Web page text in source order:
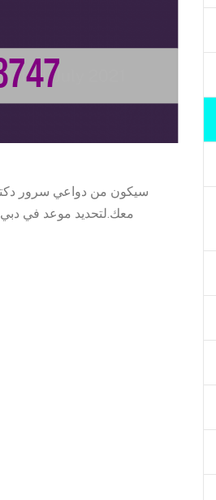
معك.لتحديد موعد في دبي، الإمارات